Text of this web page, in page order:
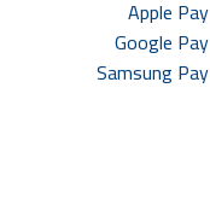
Apple Pay
Google Pay
Samsung Pay